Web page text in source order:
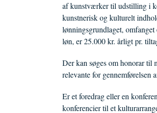
af kunstværker til udstilling i
kunstnerisk og kulturelt
lønningsgrundlaget,
løn, er 25.000 kr. årligt pr.
Der kan søges om honorar til
relevante for gennemførelsen
Er et foredrag eller en
konferencier til et